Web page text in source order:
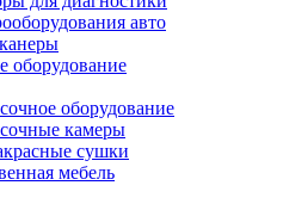
авто
оборудование
оборудование
камеры
сушки
мебель